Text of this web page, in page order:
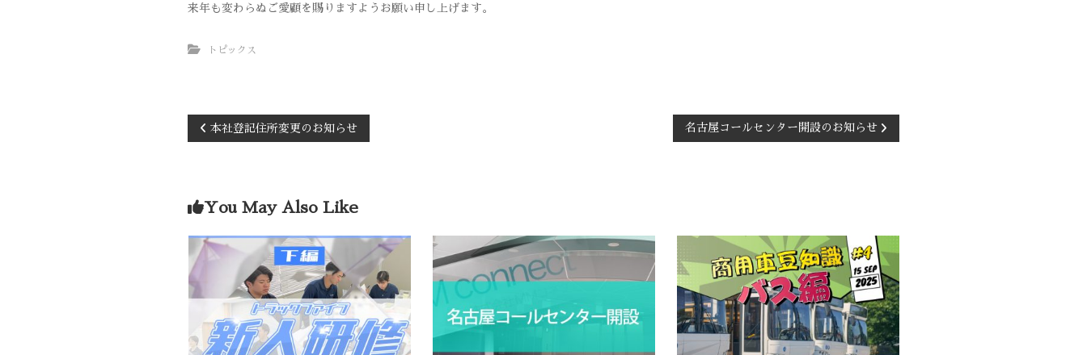
来年も変わらぬご愛顧を賜りますようお願い申し上げます。
トピックス
本社登記住所変更のお知らせ 名古屋コールセンター開設のお知らせ
You May Also Like